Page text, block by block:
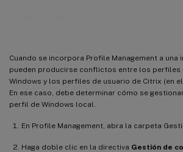
Cuando se incorpora Profile Management a una
pueden producirse conflictos entre los perfiles
Windows y los perfiles de usuario de Citrix (en
En ese caso, debe determinar cómo se
perfil de Windows local.
En Profile Management, abra la carpeta
Haga doble clic en la directiva Gestión de